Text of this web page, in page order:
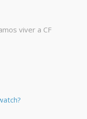
viver a CF